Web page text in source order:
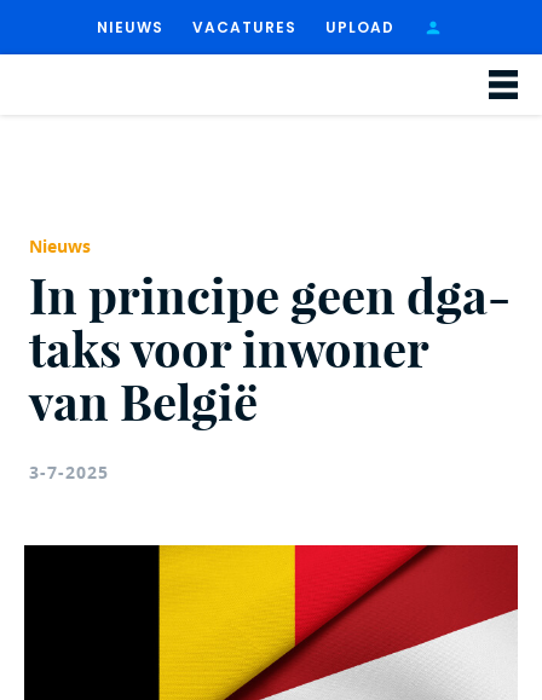
NIEUWS VACATURES UPLOAD
Nieuws
In principe geen dga-
taks voor inwoner
van België
3-7-2025